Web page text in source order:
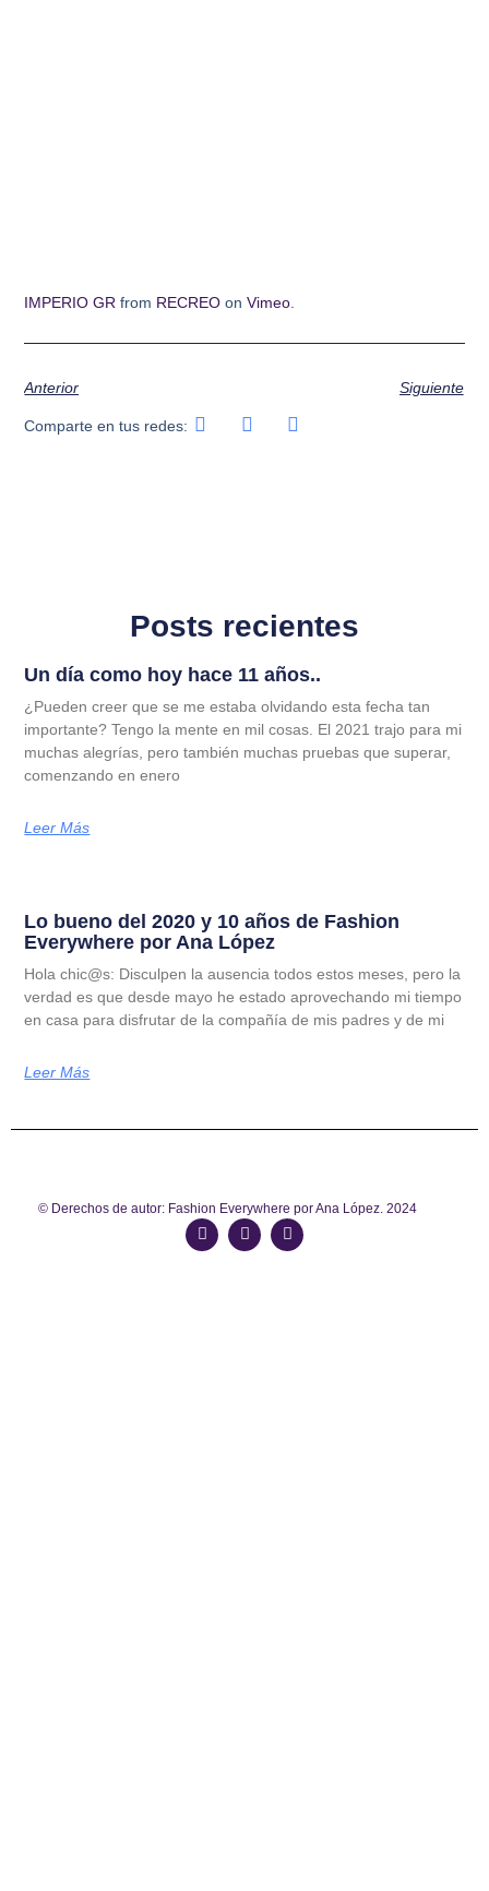
IMPERIO GR from RECREO onVimeo
Anterior Siguiente
Comparte en tus redes:
Posts recientes
Un día como hoy hace 11 años..
¿Pueden creer que se me estaba olvidando esta fecha tan
importante? Tengo la mente en mil cosas. El 2021 trajo para mi
muchas alegrías, pero también muchas pruebas que superar,
comenzando en enero
Leer Más
Lo bueno del 2020 y 10 años de Fashion
Everywhere por Ana López
Hola chic@s: Disculpen la ausencia todos estos meses, pero la
verdad es que desde mayo he estado aprovechando mi tiempo
en casa para disfrutar de la compañía de mis padres y de mi
Leer Más
© Derechos de autor: Fashion Everywhere por Ana López. 2024